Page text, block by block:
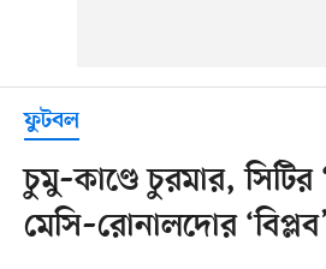
ফুটবল
চুমু–কাণ্ডে চুরমার, সিটির
মেসি–রোনালদোর ‘বিপ্লব’